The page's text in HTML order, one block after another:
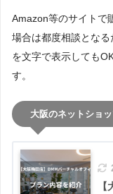
Amazon等のサイトで
場合は都度相談とな
を文字で表示しても
す。
大阪のネットショ